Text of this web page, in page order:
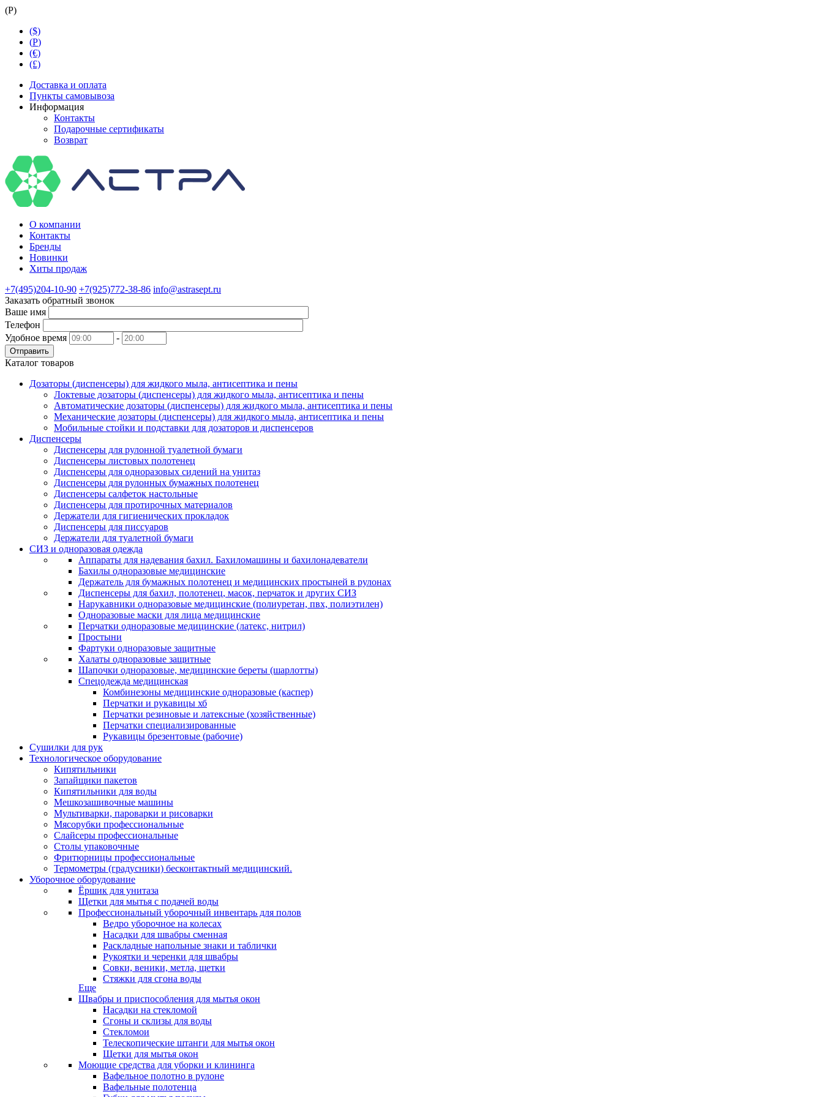
(Р)
($)
(Р)
(€)
(£)
Доставка и оплата
Пункты самовывоза
Информация
Контакты
Подарочные сертификаты
Возврат
О компании
Контакты
Бренды
Новинки
Хиты продаж
+7(495)204-10-90 +7(925)772-38-86 info@astrasept.ru
Заказать обратный звонок
Ваше имя
Телефон
Удобное время
-
Отправить
Каталог товаров
Дозаторы (диспенсеры) для жидкого мыла, антисептика и пены
Локтевые дозаторы (диспенсеры) для жидкого мыла, антисептика и пены
Автоматические дозаторы (диспенсеры) для жидкого мыла, антисептика и пены
Механические дозаторы (диспенсеры) для жидкого мыла, антисептика и пены
Мобильные стойки и подставки для дозаторов и диспенсеров
Диспенсеры
Диспенсеры для рулонной туалетной бумаги
Диспенсеры листовых полотенец
Диспенсеры для одноразовых сидений на унитаз
Диспенсеры для рулонных бумажных полотенец
Диспенсеры салфеток настольные
Диспенсеры для протирочных материалов
Держатели для гигиенических прокладок
Диспенсеры для писсуаров
Держатели для туалетной бумаги
СИЗ и одноразовая одежда
Аппараты для надевания бахил. Бахиломашины и бахилонадеватели
Бахилы одноразовые медицинские
Держатель для бумажных полотенец и медицинских простыней в рулонах
Диспенсеры для бахил, полотенец, масок, перчаток и других СИЗ
Нарукавники одноразовые медицинские (полиуретан, пвх, полиэтилен)
Одноразовые маски для лица медицинские
Перчатки одноразовые медицинские (латекс, нитрил)
Простыни
Фартуки одноразовые защитные
Халаты одноразовые защитные
Шапочки одноразовые, медицинские береты (шарлотты)
Спецодежда медицинская
Комбинезоны медицинские одноразовые (каспер)
Перчатки и рукавицы хб
Перчатки резиновые и латексные (хозяйственные)
Перчатки специализированные
Рукавицы брезентовые (рабочие)
Сушилки для рук
Технологическое оборудование
Кипятильники
Запайщики пакетов
Кипятильники для воды
Мешкозашивочные машины
Мультиварки, пароварки и рисоварки
Мясорубки профессиональные
Слайсеры профессиональные
Столы упаковочные
Фритюрницы профессиональные
Термометры (градусники) бесконтактный медицинский.
Уборочное оборудование
Ёршик для унитаза
Щетки для мытья с подачей воды
Профессиональный уборочный инвентарь для полов
Ведро уборочное на колесах
Насадки для швабры сменная
Раскладные напольные знаки и таблички
Рукоятки и черенки для швабры
Совки, веники, метла, щетки
Стяжки для сгона воды
Еще
Швабры и приспособления для мытья окон
Насадки на стекломой
Сгоны и склизы для воды
Стекломои
Телескопические штанги для мытья окон
Щетки для мытья окон
Моющие средства для уборки и клининга
Вафельное полотно в рулоне
Вафельные полотенца